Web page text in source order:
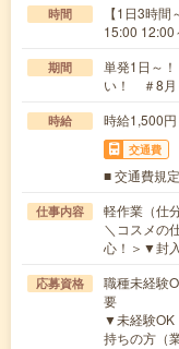
時間
【1日3時
15:00
期間
単発1日～
い！ ＃8
時給 時給1,500
交通費
■ 交通費規
仕事内容
軽作業（仕
＼コスメの
心！＞▼封
応募資格
職種未経験
要
▼未経験
持ちの方（